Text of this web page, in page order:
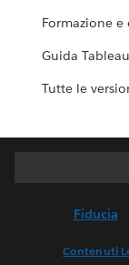
Formazione
Guida Tableau
Tutte le
Fiducia
Contenuti